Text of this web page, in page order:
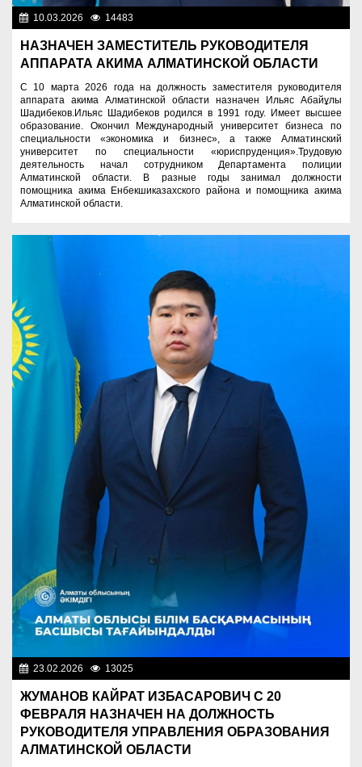
10.03.2026 14483
НАЗНАЧЕН ЗАМЕСТИТЕЛЬ РУКОВОДИТЕЛЯ
АППАРАТА АКИМА АЛМАТИНСКОЙ ОБЛАСТИ
С 10 марта 2026 года на должность заместителя руководителя
аппарата акима Алматинской области назначен Ильяс Абайұлы
Шадибеков.Ильяс Шадибеков родился в 1991 году. Имеет высшее
образование. Окончил Международный университет бизнеса по
специальности «экономика и бизнес», а также Алматинский
университет по специальности «юриспруденция».Трудовую
деятельность начал сотрудником Департамента полиции
Алматинской области. В разные годы занимал должности
помощника акима Енбекшиказахского района и помощника акима
Алматинской области.
23.02.2026 13025
ЖУМАНОВ КАЙРАТ ИЗБАСАРОВИЧ С 20
ФЕВРАЛЯ НАЗНАЧЕН НА ДОЛЖНОСТЬ
РУКОВОДИТЕЛЯ УПРАВЛЕНИЯ ОБРАЗОВАНИЯ
АЛМАТИНСКОЙ ОБЛАСТИ